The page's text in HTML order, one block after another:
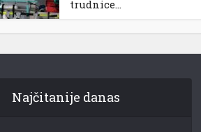
trudnice...
Najčitanije danas